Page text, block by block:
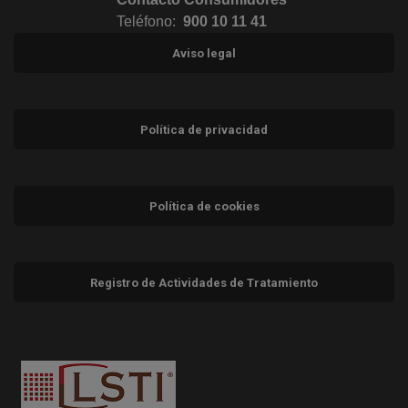
Teléfono: 900 10 11 41
Aviso legal
Política de privacidad
Política de cookies
Registro de Actividades de Tratamiento